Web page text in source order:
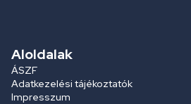
Aloldalak
ÁSZF
Adatkezelési tájékoztatók
Impresszum